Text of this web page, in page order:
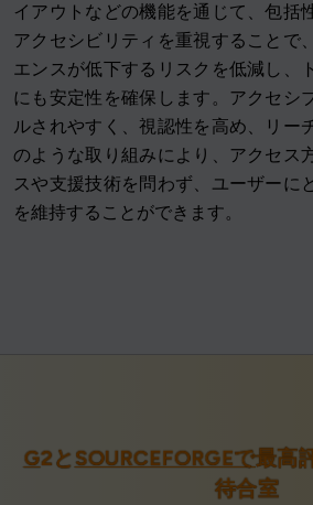
イアウトなどの機能を通じて、包括
アクセシビリティを重視することで
エンスが低下するリスクを低減し、
にも安定性を確保します。アクセシ
ルされやすく、視認性を高め、リー
のような取り組みにより、アクセス
スや支援技術を問わず、ユーザーに
を維持することができます。
G2と SOURCEFORGEで最高
待合室